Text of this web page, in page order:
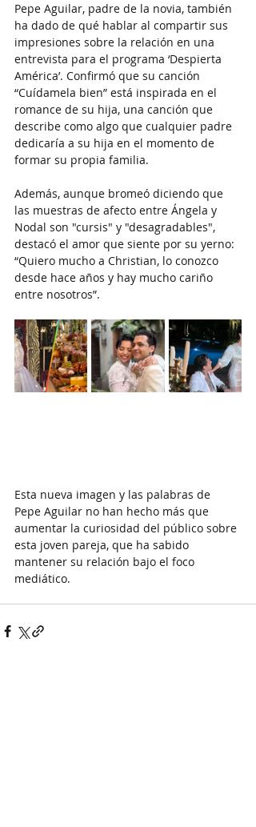
Pepe Aguilar, padre de la novia, también
ha dado de qué hablar al compartir sus
impresiones sobre la relación en una
entrevista para el programa ‘Despierta
América’. Confirmó que su canción
“Cuídamela bien” está inspirada en el
romance de su hija, una canción que
describe como algo que cualquier padre
dedicaría a su hija en el momento de
formar su propia familia.
Además, aunque bromeó diciendo que
las muestras de afecto entre Ángela y
Nodal son "cursis" y "desagradables",
destacó el amor que siente por su yerno:
“Quiero mucho a Christian, lo conozco
desde hace años y hay mucho cariño
entre nosotros”.
Esta nueva imagen y las palabras de
Pepe Aguilar no han hecho más que
aumentar la curiosidad del público sobre
esta joven pareja, que ha sabido
mantener su relación bajo el foco
mediático.